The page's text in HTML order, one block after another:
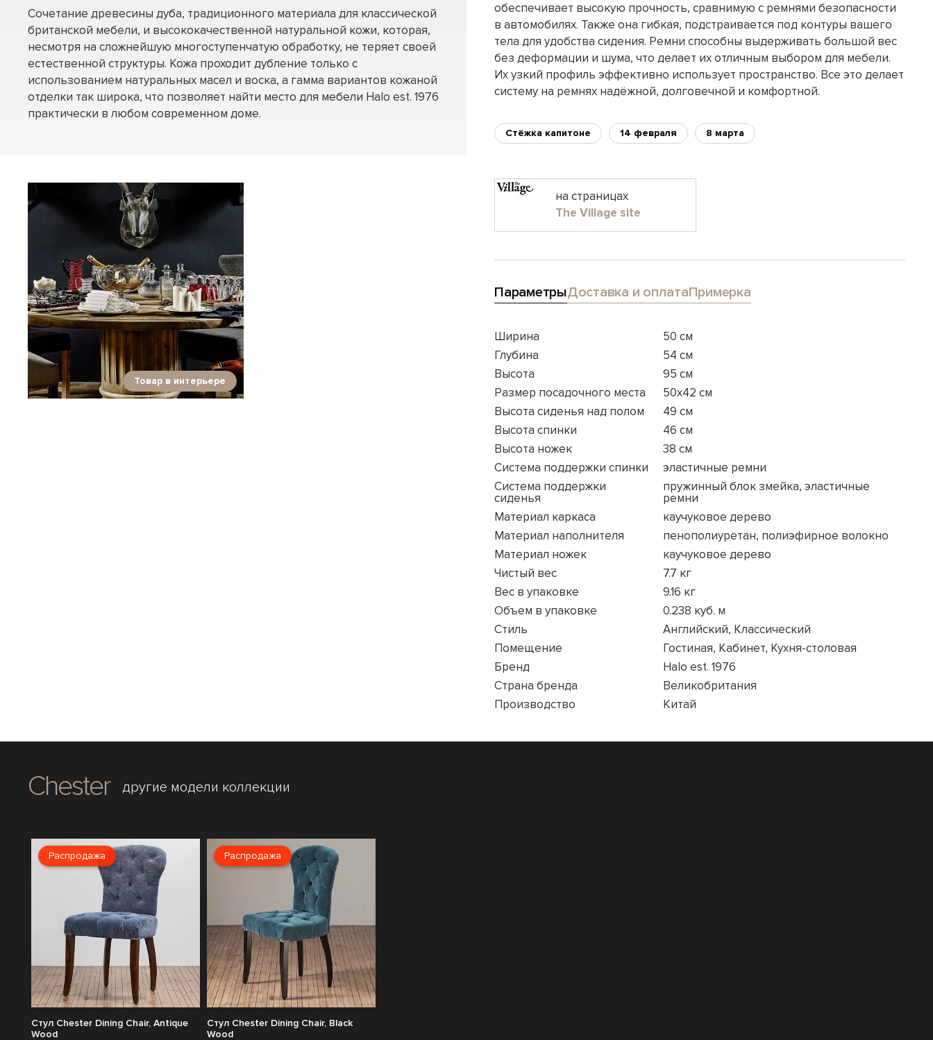
Сочетание древесины дуба, традиционного материала для классической
британской мебели, и высококачественной натуральной кожи, которая,
несмотря на сложнейшую многоступенчатую обработку, не теряет своей
естественной структуры. Кожа проходит дубление только с
использованием натуральных масел и воска, а гамма вариантов кожаной
отделки так широка, что позволяет найти место для мебели Halo est. 1976
практически в любом современном доме.
Товар в интерьере
обеспечивает высокую прочность, сравнимую с ремнями безопасности
в автомобилях. Также она гибкая, подстраивается под контуры вашего
тела для удобства сидения. Ремни способны выдерживать большой вес
без деформации и шума, что делает их отличным выбором для мебели.
Их узкий профиль эффективно использует пространство. Все это делает
систему на ремнях надёжной, долговечной и комфортной.
Стёжка капитоне 14 февраля 8 марта
на страницах
The Village site
ПараметрыДоставка и оплатаПримерка
Ширина
50 см
Глубина
54 см
Высота
95 см
Размер посадочного места
50x42 см
Высота сиденья над полом
49 см
Высота спинки
46 см
Высота ножек
38 см
Система поддержки спинки
эластичные ремни
Система поддержки
сиденья
пружинный блок змейка, эластичные
ремни
Материал каркаса
каучуковое дерево
Материал наполнителя
пенополиуретан, полиэфирное волокно
Материал ножек
каучуковое дерево
Чистый вес
7.7 кг
Вес в упаковке
9.16 кг
Объем в упаковке
0.238 куб. м
Стиль
Английский, Классический
Помещение
Гостиная, Кабинет, Кухня-столовая
Бренд
Halo est. 1976
Страна бренда
Великобритания
Производство
Китай
Chester другие модели коллекции
Распродажа
Стул Chester Dining Chair, Antique
Wood
Распродажа
Стул Chester Dining Chair, Black
Wood